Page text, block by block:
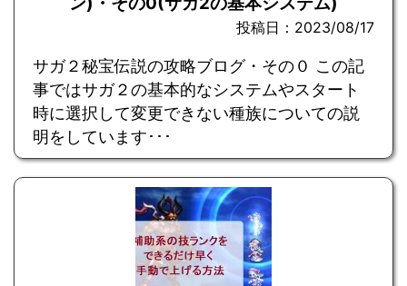
投稿日：2023/08/17
サガ２秘宝伝説の攻略ブログ・その０ この記
事ではサガ２の基本的なシステムやスタート
時に選択して変更できない種族についての説
明をしています･･･